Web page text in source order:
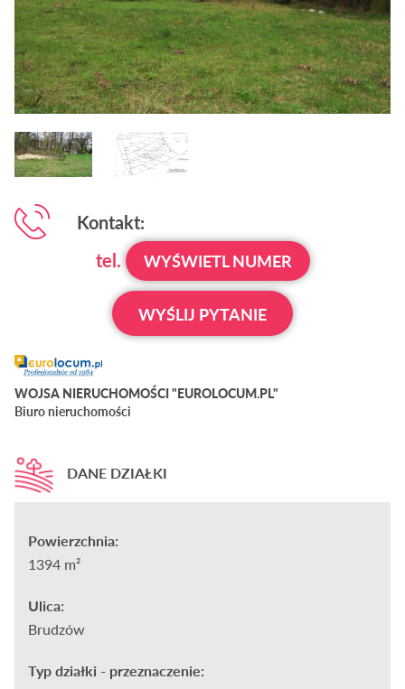
Kontakt:
tel.
WYŚWIETL NUMER
WYŚLIJ PYTANIE
WOJSA NIERUCHOMOŚCI "EUROLOCUM.PL"
Biuro nieruchomości
DANE DZIAŁKI
Powierzchnia:
1394 m²
Ulica:
Brudzów
Typ działki - przeznaczenie: